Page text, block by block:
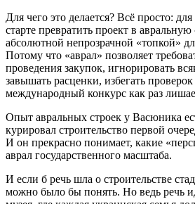
Для чего это делается? Всё просто:
старте превратить проект в авральную
абсолютной непрозрачной «топкой»
Потому что «аврал» позволяет
проведения закупок, игнорировать
завышать расценки, избегать
международный конкурс как раз
Опыт авральных строек у Васюника
курировал строительство первой
И он прекрасно понимает, какие
аврал государственного масштаба.
И если б речь шла о строительстве
можно было бы понять. Но ведь речь